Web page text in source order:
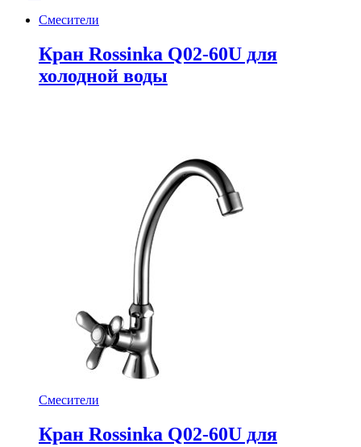
Смесители
Кран Rossinka Q02-60U для
холодной воды
Смесители
Кран Rossinka Q02-60U для